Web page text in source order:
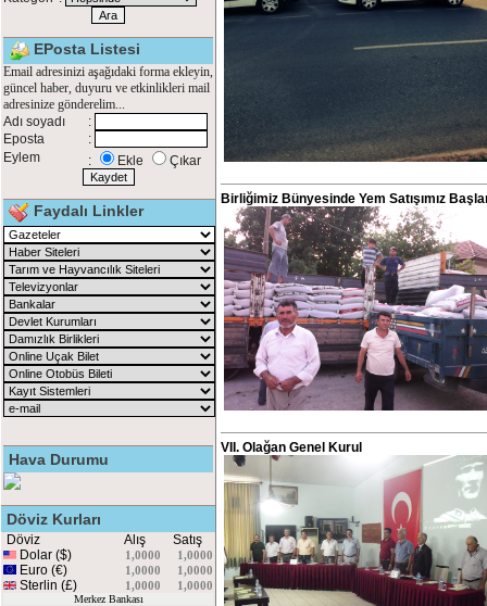
EPosta Listesi
Email adresinizi aşağıdaki forma ekleyin,
güncel haber, duyuru ve etkinlikleri mail
adresinize gönderelim...
Adı soyadı
:
Eposta
:
Eylem
: Ekle Çıkar
Faydalı Linkler
Hava Durumu
Döviz Kurları
Döviz Alış
Satış
Dolar ($)
1,0000 1,0000
Euro (€) 1,0000 1,0000
Sterlin (£) 1,0000 1,0000
Merkez Bankası
Birliğimiz Bünyesinde Yem Satışımız
VII. Olağan Genel Kurul